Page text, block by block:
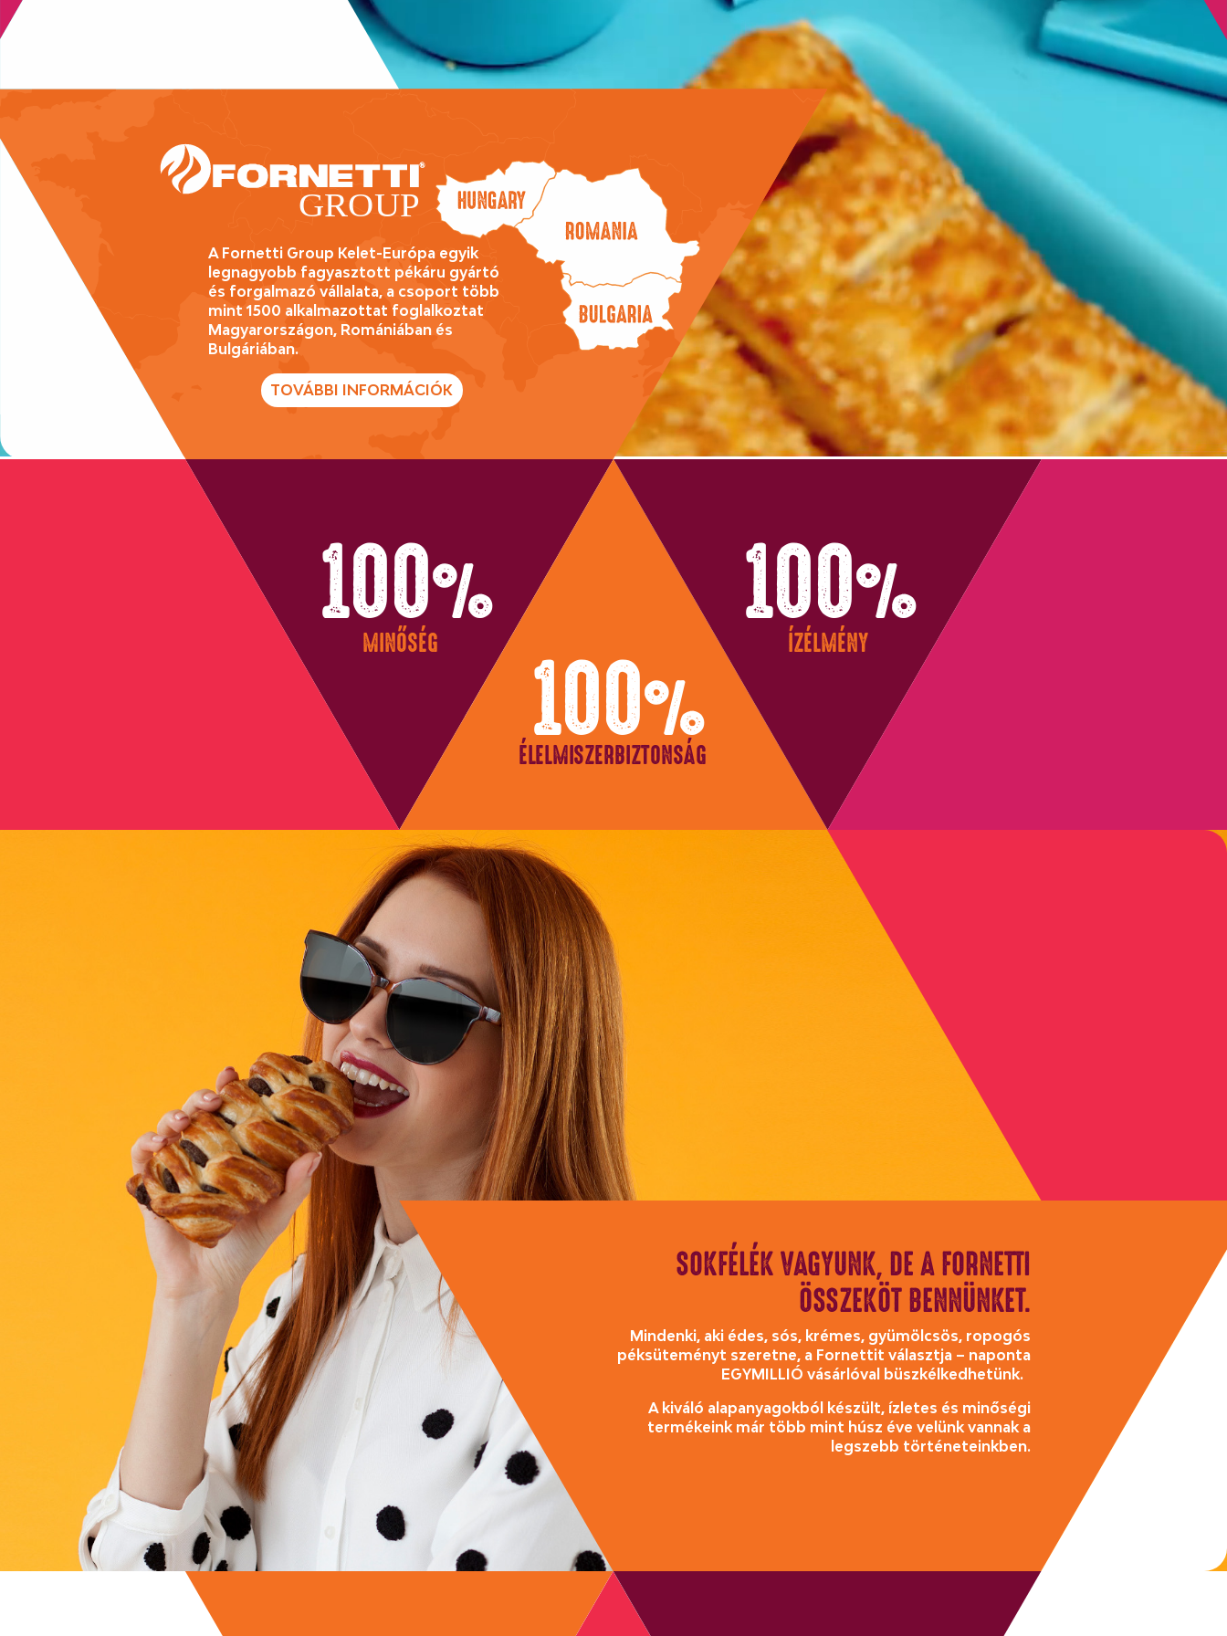
A Fornetti Group Kelet-Európa egyik
legnagyobb fagyasztott pékáru gyártó
és forgalmazó vállalata, a csoport több
mint 1500 alkalmazottat foglalkoztat
Magyarországon, Romániában és
Bulgáriában.
TOVÁBBI INFORMÁCIÓK
100%
100%
100%
MINŐSÉG
ÉLELMISZERBIZTONSÁG
ÍZÉLMÉNY
SOKFÉLÉK VAGYUNK, DE A FORNETTI
ÖSSZEKÖT BENNÜNKET.
Mindenki, aki édes, sós, krémes, gyümölcsös, ropogós
péksüteményt szeretne, a Fornettit választja – naponta
EGYMILLIÓ vásárlóval büszkélkedhetünk.
A kiváló alapanyagokból készült, ízletes és minőségi
termékeink már több mint húsz éve velünk vannak a
legszebb történeteinkben.